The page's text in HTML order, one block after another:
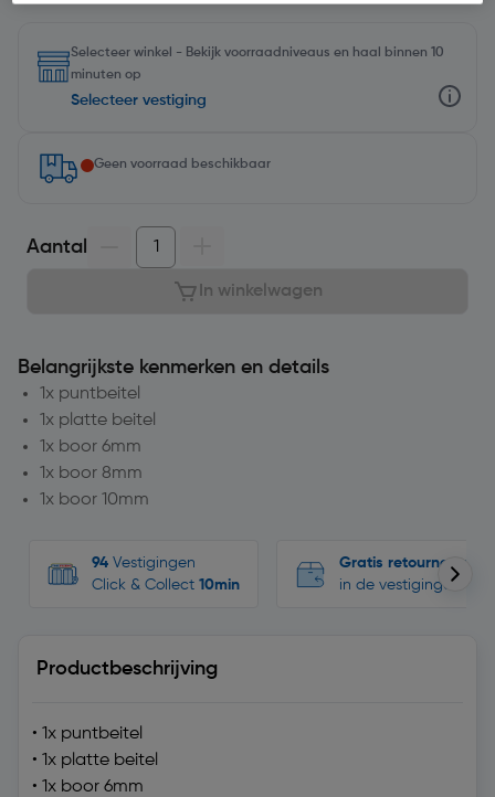
Selecteer winkel - Bekijk voorraadniveaus en haal binnen 10
minuten op
Selecteer vestiging
Geen voorraad beschikbaar
Aantal
In winkelwagen
Belangrijkste kenmerken en details
1x puntbeitel
1x platte beitel
1x boor 6mm
1x boor 8mm
1x boor 10mm
94 Vestigingen
Click & Collect 10min
Gratis retourneren
in de vestigingen
Productbeschrijving
• 1x puntbeitel
• 1x platte beitel
• 1x boor 6mm